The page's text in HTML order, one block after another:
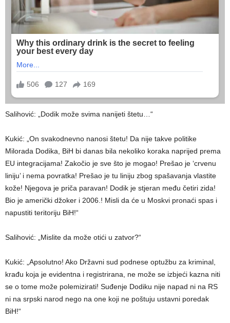
Salihović: „Dodik može svima nanijeti štetu…“
Kukić: „On svakodnevno nanosi štetu! Da nije takve politike
Milorada Dodika, BiH bi danas bila nekoliko koraka naprijed prema
EU integracijama! Zakočio je sve što je mogao! Prešao je ‘crvenu
liniju’ i nema povratka! Prešao je tu liniju zbog spašavanja vlastite
kože! Njegova je priča paravan! Dodik je stjeran među četiri zida!
Bio je američki džoker i 2006.! Misli da će u Moskvi pronaći spas i
napustiti teritoriju BiH!“
Salihović: „Mislite da može otići u zatvor?“
Kukić: „Apsolutno! Ako Državni sud podnese optužbu za kriminal,
krađu koja je evidentna i registrirana, ne može se izbjeći kazna niti
se o tome može polemizirati! Suđenje Dodiku nije napad ni na RS
ni na srpski narod nego na one koji ne poštuju ustavni poredak
BiH!“